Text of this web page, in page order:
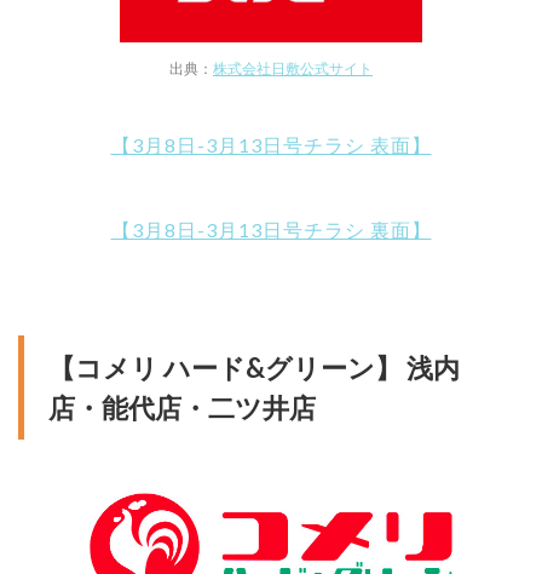
出典： 株式会社日敷公式サイト
【3月8日-3月13日号チラシ 表面】
【3月8日-3月13日号チラシ 裏面】
【コメリ ハード&グリーン】 浅内
店・能代店・二ツ井店